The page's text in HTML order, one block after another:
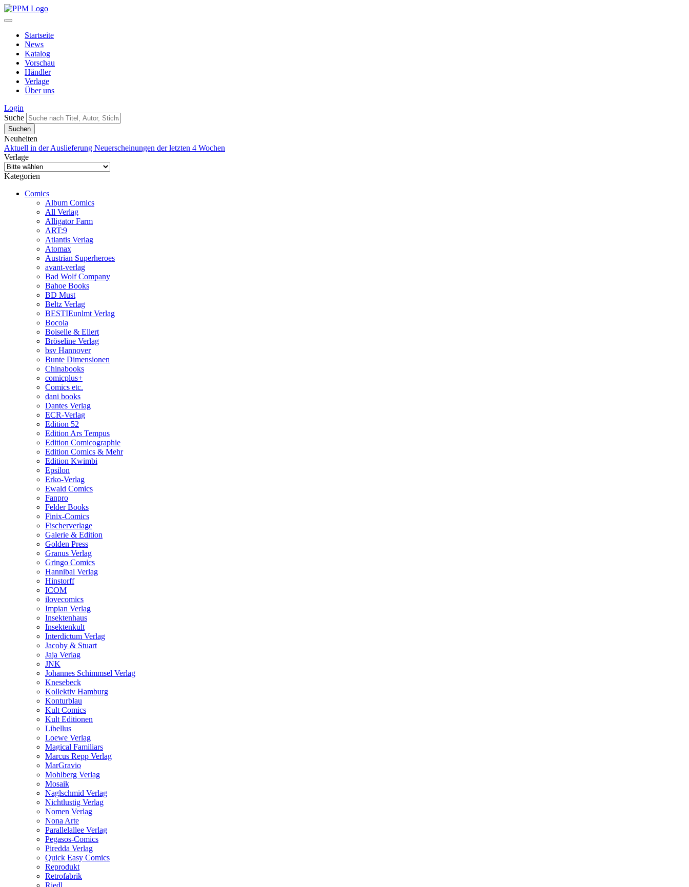
Startseite
News
Katalog
Vorschau
Händler
Verlage
Über uns
Login
Suche
Neuheiten
Aktuell in der Auslieferung Neuerscheinungen der letzten 4 Wochen
Verlage
Kategorien
Comics
Album Comics
All Verlag
Alligator Farm
ART:9
Atlantis Verlag
Atomax
Austrian Superheroes
avant-verlag
Bad Wolf Company
Bahoe Books
BD Must
Beltz Verlag
BESTIEunlmt Verlag
Bocola
Boiselle & Ellert
Bröseline Verlag
bsv Hannover
Bunte Dimensionen
Chinabooks
comicplus+
Comics etc.
dani books
Dantes Verlag
ECR-Verlag
Edition 52
Edition Ars Tempus
Edition Comicographie
Edition Comics & Mehr
Edition Kwimbi
Epsilon
Erko-Verlag
Ewald Comics
Fanpro
Felder Books
Finix-Comics
Fischerverlage
Galerie & Edition
Golden Press
Granus Verlag
Gringo Comics
Hannibal Verlag
Hinstorff
ICOM
ilovecomics
Impian Verlag
Insektenhaus
Insektenkult
Interdictum Verlag
Jacoby & Stuart
Jaja Verlag
JNK
Johannes Schimmsel Verlag
Knesebeck
Kollektiv Hamburg
Konturblau
Kult Comics
Kult Editionen
Libellus
Loewe Verlag
Magical Familiars
Marcus Repp Verlag
MarGravio
Mohlberg Verlag
Mosaik
Naglschmid Verlag
Nichtlustig Verlag
Nomen Verlag
Nona Arte
Parallelallee Verlag
Pegasos-Comics
Piredda Verlag
Quick Easy Comics
Reprodukt
Retrofabrik
Riedl